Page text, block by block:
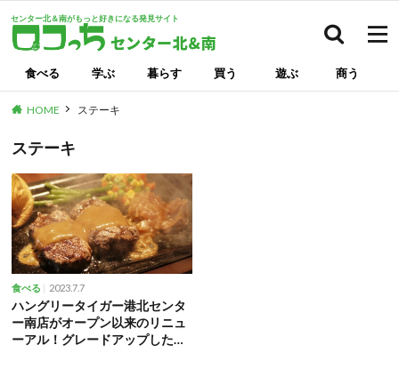
センター北＆南がもっと好きになる発見サイト
食べる 学ぶ 暮らす 買う 遊ぶ 商う
HOME ステーキ
ステーキ
食べる 2023.7.7
ハングリータイガー港北センタ
ー南店がオープン以来のリニュ
ーアル！グレードアップした店